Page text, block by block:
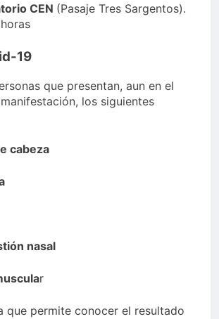
CEN (Pasaje Tres Sargentos).
19
que presentan, aun en el
los siguientes
cabeza
nasal
r
que permite conocer el resultado